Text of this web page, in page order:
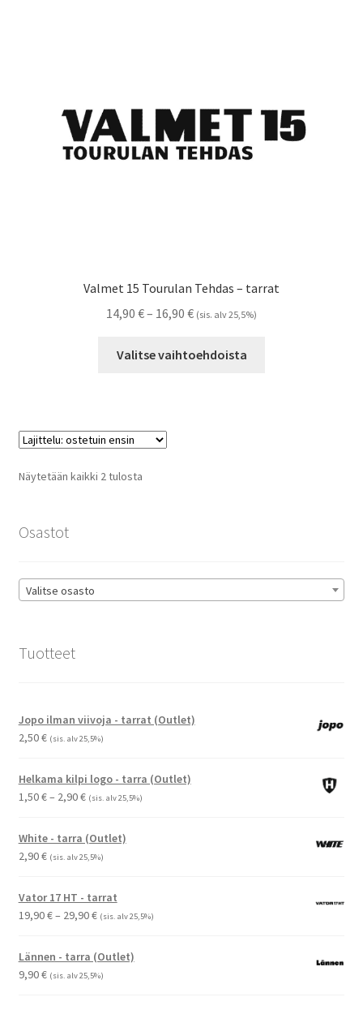
Valmet 15 Tourulan Tehdas – tarrat
14,90 €– 16,90 €Hintaluokka:
-
(sis. alv 25,5%)
Valitse vaihtoehdoista
Näytetään kaikki 2 tulostaSuosituimmat
Osastot
Valitse osasto
Tuotteet
Jopo ilman viivoja - tarrat (Outlet)
2,50€ (sis. alv 25,5%)
Helkama kilpi logo - tarra (Outlet)
1,50€– 2,90€Hintaluokka:
-
2,90 €
(sis. alv 25,5%)
White - tarra (Outlet)
2,90€ (sis. alv 25,5%)
Vator 17 HT - tarrat
19,90€– 29,90€Hintaluokka:
-
29,90 €
(sis. alv 25,5%)
Lännen - tarra (Outlet)
9,90€ (sis. alv 25,5%)